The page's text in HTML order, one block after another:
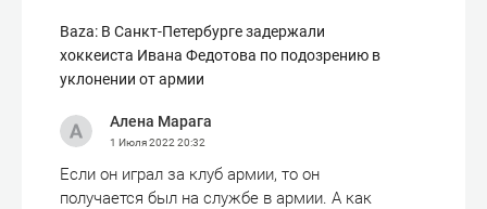
Baza: В Санкт-Петербурге задержали
хоккеиста Ивана Федотова по подозрению в
уклонении от армии
Алена Марага
1 Июля 2022 20:32
Если он играл за клуб армии, то он
получается был на службе в армии. А как